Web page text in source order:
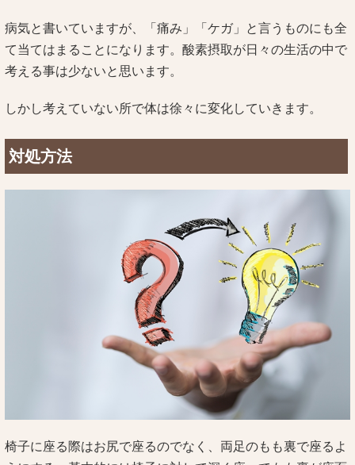
病気と書いていますが、「痛み」「ケガ」と言うものにも全
て当てはまることになります。酸素摂取が日々の生活の中で
考える事は少ないと思います。
しかし考えていない所で体は徐々に変化していきます。
対処方法
椅子に座る際はお尻で座るのでなく、両足のもも裏で座るよ